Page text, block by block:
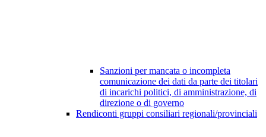
Sanzioni per mancata o incompleta
comunicazione dei dati da parte dei titolari
di incarichi politici, di amministrazione, di
direzione o di governo
Rendiconti gruppi consiliari regionali/provinciali